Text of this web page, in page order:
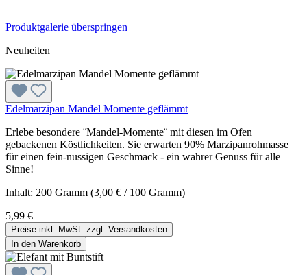
Produktgalerie überspringen
Neuheiten
Edelmarzipan Mandel Momente geflämmt
Erlebe besondere ¨Mandel-Momente¨ mit diesen im Ofen
gebackenen Köstlichkeiten. Sie erwarten 90% Marzipanrohmasse
für einen fein-nussigen Geschmack - ein wahrer Genuss für alle
Sinne!
Inhalt: 200 Gramm (3,00 € / 100 Gramm)
5,99 €
Preise inkl. MwSt. zzgl. Versandkosten
In den Warenkorb